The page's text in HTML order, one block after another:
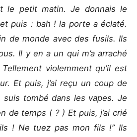
le petit matin. Je donnais le
puis : bah ! la porte a éclaté.
de monde avec des fusils. Ils
Il y en a un qui m’a arraché
violemment qu’il est
Et puis, j’ai reçu un coup de
tombé dans les vapes. Je
de temps ( ? ) Et puis, j’ai crié
! Ne tuez pas mon fils !” Ils